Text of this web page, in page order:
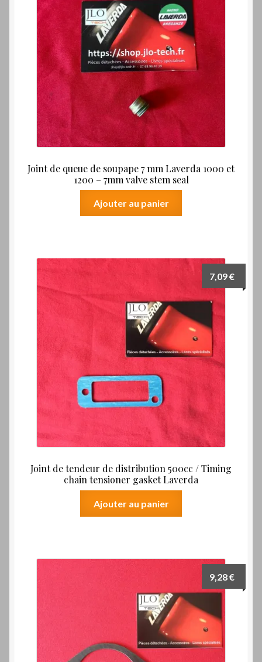
Joint de queue de soupape 7 mm Laverda 1000 et
1200 – 7mm valve stem seal
Ajouter au panier
Joint de tendeur de distribution 500cc / Timing
chain tensioner gasket Laverda
7,09€
Ajouter au panier
9,28€